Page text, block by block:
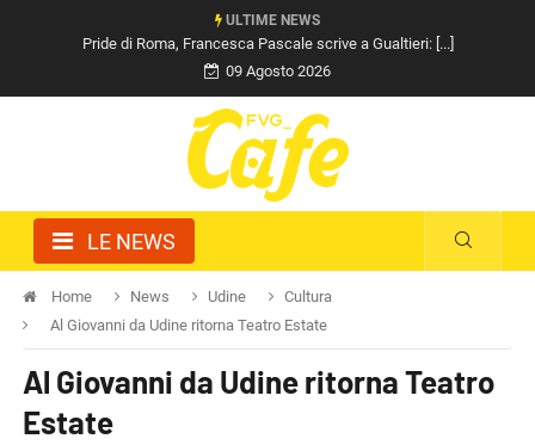
ULTIME NEWS
Pride di Roma, Francesca Pascale scrive a Gualtieri: [...]
09 Agosto 2026
LE NEWS
Home News Udine
Cultura
Al Giovanni da Udine ritorna Teatro Estate
Al Giovanni da Udine ritorna Teatro
Estate